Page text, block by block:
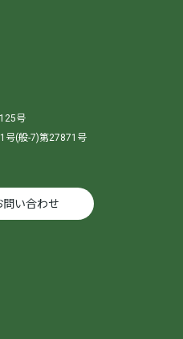
号
号(般-7)第27871号
問い合わせ